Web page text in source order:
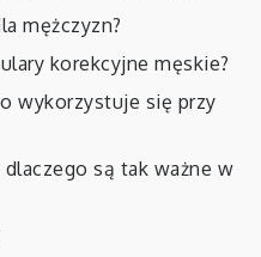
mężczyzn?
korekcyjne męskie?
wykorzystuje się przy
są tak ważne w